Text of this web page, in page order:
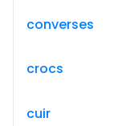
converses
crocs
cuir